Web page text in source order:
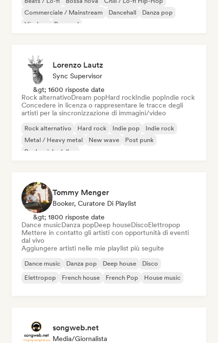
Commerciale / Mainstream
Dancehall
Danza pop
Hip-hop
Pop soul
Lorenzo Lautz
Sync Supervisor
&gt; 1600 risposte date
Rock alternativoDream popHard rockIndie popIndie rock
Concedere in licenza o rappresentare le tracce degli
artisti per la sincronizzazione di immagini/video
Rock alternativo Hard rock Indie pop
Indie rock
Metal / Heavy metal
New wave
Post punk
Rock psichedelico
Tommy Menger
Booker, Curatore Di Playlist
&gt; 1800 risposte date
Dance musicDanza popDeep houseDiscoElettropop
Mettere in contatto gli artisti con opportunità di eventi
dal vivo
Aggiungere artisti nelle mie playlist più seguite
Dance music Danza pop Deep house
Disco
Elettropop
French house French Pop House music
songweb.net
Media/Giornalista